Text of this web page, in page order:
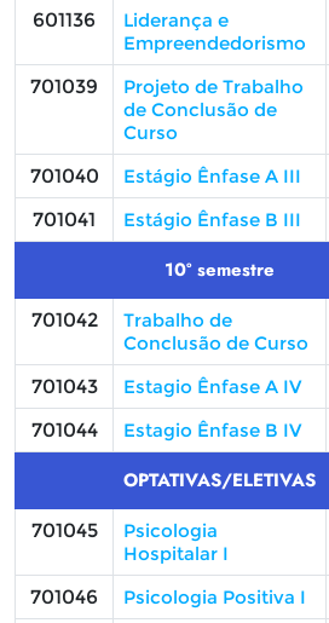
601136
Liderança e
Empreendedorismo
701039
Projeto de Trabalho
de Conclusão de
Curso
701040 Estágio Ênfase A III
701041
Estágio Ênfase B III
10º semestre
701042
Trabalho de
Conclusão de Curso
701043 Estagio Ênfase A IV
701044
Estagio Ênfase B IV
OPTATIVAS/ELETIVAS
701045
Psicologia
Hospitalar I
701046 Psicologia Positiva I